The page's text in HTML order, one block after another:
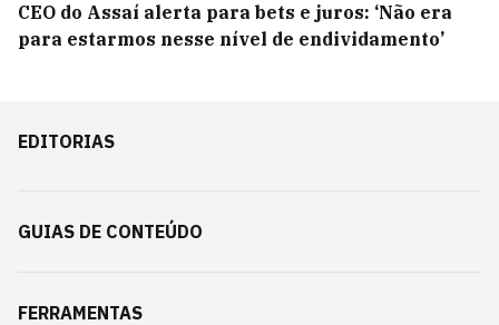
CEO do Assaí alerta para bets e juros: ‘Não era
para estarmos nesse nível de endividamento’
EDITORIAS
GUIAS DE CONTEÚDO
FERRAMENTAS